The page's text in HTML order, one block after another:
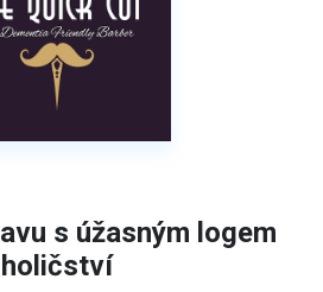
s úžasným logem
holičství